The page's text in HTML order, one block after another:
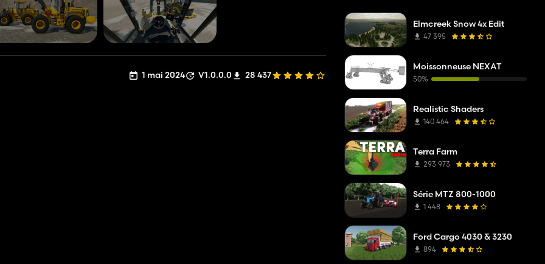
1 mai 2024 V1.0.0.0 28 437
Elmcreek Snow 4x Edit
47 395
Moissonneuse NEXAT
50%
Realistic Shaders
140 464
Terra Farm
293 973
Série MTZ 800-1000
1 448
Ford Cargo 4030 & 3230
894